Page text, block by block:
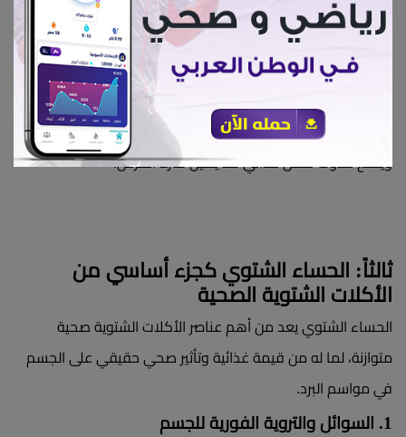
من الخضروات، الفواكه، البروتينات، والألياف ضمن الأكلات الشتوية
اليومية، لضمان إمداد الجسم بما يحتاجه من فيتامين A، فيتامين
هذا التنوع في الأطعمة الشتوية يعزز المناعة ويسرّع التعافي،
ويمنع حدوث نقص غذائي قد يطيل فترة المرض.
ثالثاً: الحساء الشتوي كجزء أساسي من
الأكلات الشتوية الصحية
الحساء الشتوي يعد من أهم عناصر الأكلات الشتوية صحية
متوازنة، لما له من قيمة غذائية وتأثير صحي حقيقي على الجسم
في مواسم البرد.
1. السوائل والتروية الفورية للجسم